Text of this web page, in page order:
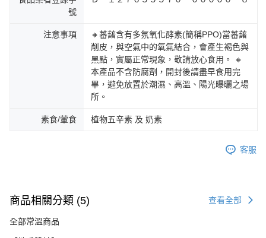
號
注意事項
🔸蕃藷含有多氛氧化酵素(簡稱PPO)當蕃藷
削皮，與空氣中的氧氣結合，會產生褐色與
黑點，實屬正常現象，敬請放心食用。 🔸
本產品不含防腐劑，開封後請盡早食用完
畢，避免放置於潮濕、高溫、陽光曝曬之場
所。
素食/葷食 植物五辛素 及 奶素
客服
商品相關分類 (5) 查看全部
全部常溫商品